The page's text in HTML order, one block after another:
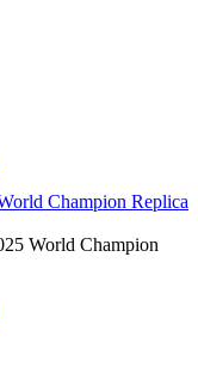
Champion Replica
World Champion